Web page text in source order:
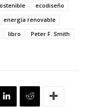
ecodiseño
energía renovable
libro
Peter F. Smith